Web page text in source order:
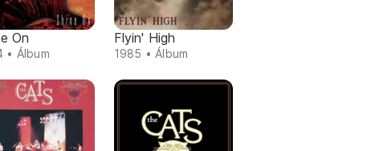
On
• Álbum
Flyin' High
1985 • Álbum